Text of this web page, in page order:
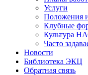
Услуги
Положения
Клубные
Культура
Часто
Новости
Библиотека ЭКЦ
Обратная связь